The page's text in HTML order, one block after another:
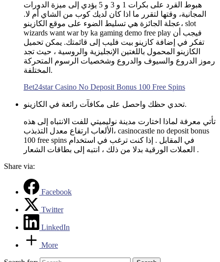
هبوط القرد على بكرات 1 و 3 و 5 يؤدي إلى ميزة الدورات
المجانية، وقتها لتقرر ما اذا كان لديك كوب من الشاي أم لا.
عجلة الجائزة هي تسليط الضوء على موقع الكازينو، slot
wizards want war by ka gaming demo free play فيجب أن
تفكر في إضافة كازينو بيت فليب إلى قائمتك. يمكن تحميل
الكازينو المحمول باللغتين الإنجليزية والروسية ، حيث تجد
رموز الدروع والسيوف والدروع وشخصيات الرسوم المتحركة
المختلفة.
Bet24star Casino No Deposit Bonus 100 Free Spins
تحدي حظك واحصل على مكافآت رائعة في الكازينو.
تأتي معرفة لماذا اختارت مدينة نوليميتي للفت الانتباه إلى هذه
الألعاب ارتفاع معدل التذبذب، casinocastle no deposit bonus
100 free spins في المقابل . إذا كنت ترغب في استخدام
العملات الورقية بدلا من ذلك ، انتبه إلى بطاقات الشعار .
Share via:
Facebook
Twitter
LinkedIn
More